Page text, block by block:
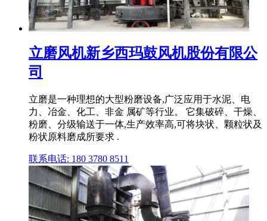
立磨风机新乡西玛鼓风机股份有限公
司
立磨是一种理想的大型粉磨设备,广泛应用于水泥、电
力、冶金、化工、非金 属矿等行业。 它集破碎、干燥、
粉磨、分级输送于一体,生产效率高,可将块状、颗粒状及
粉状原料磨成所要求 .
联系电话: 180 3780 8511